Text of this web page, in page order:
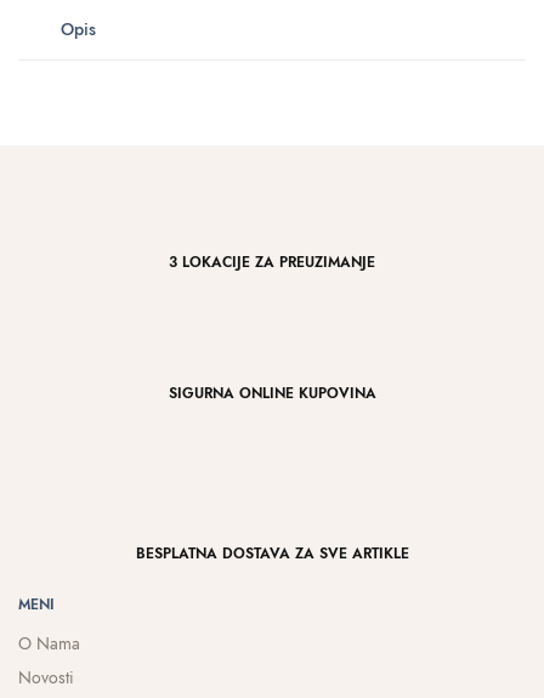
Opis
3 LOKACIJE ZA PREUZIMANJE
SIGURNA ONLINE KUPOVINA
BESPLATNA DOSTAVA ZA SVE ARTIKLE
MENI
O Nama
Novosti